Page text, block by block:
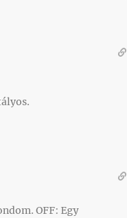
OFF: Egy